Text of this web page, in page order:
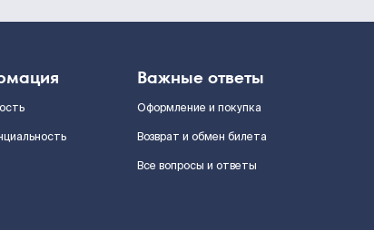
Важные ответы
Оформление и покупка
Возврат и обмен билета
Все вопросы и ответы